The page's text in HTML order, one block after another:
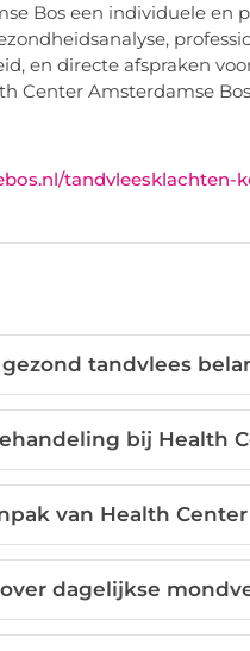
Bos een individuele en
en directe afspraken
Center Amsterdamse
tandvlees
bij Health
van Health
dagelijkse